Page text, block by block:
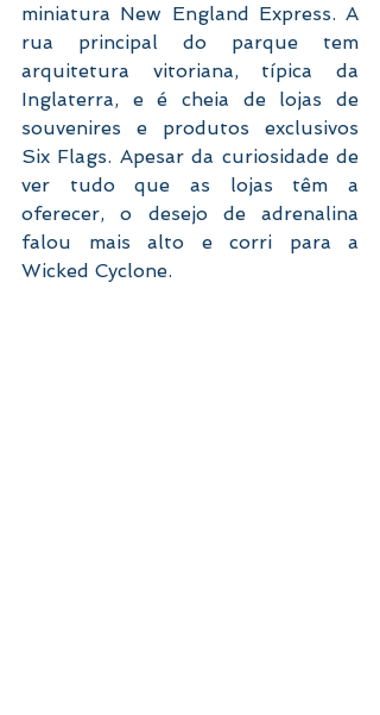
miniatura New England Express. A
rua principal do parque tem
arquitetura vitoriana, típica da
Inglaterra, e é cheia de lojas de
souvenires e produtos exclusivos
Six Flags. Apesar da curiosidade de
ver tudo que as lojas têm a
oferecer, o desejo de adrenalina
falou mais alto e corri para a
Wicked Cyclone.